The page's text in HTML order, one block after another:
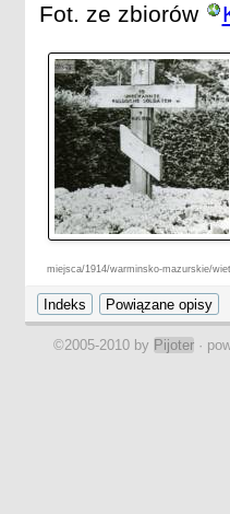
Fot. ze zbiorów
miejsca/1914/warminsko-mazurskie/
©2005-2010 by Pijoter ·